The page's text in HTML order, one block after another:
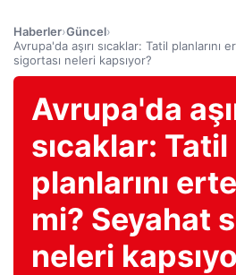
Haberler›Güncel›
Avrupa'da aşırı sıcaklar: Tatil planlarını
sigortası neleri kapsıyor?
Avrupa'da
sıcaklar: Tatil
planlarını
mi? Seyahat
neleri